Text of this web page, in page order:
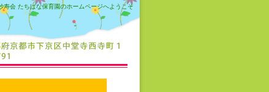
寿会 たちばな保育園のホームページへようこそ